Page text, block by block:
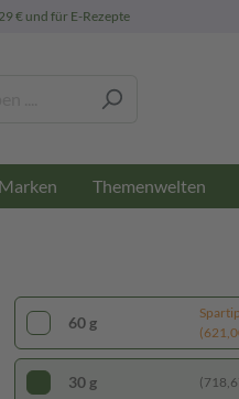
€ und für E-Rezepte
Marken Themenwelten
60 g
30 g